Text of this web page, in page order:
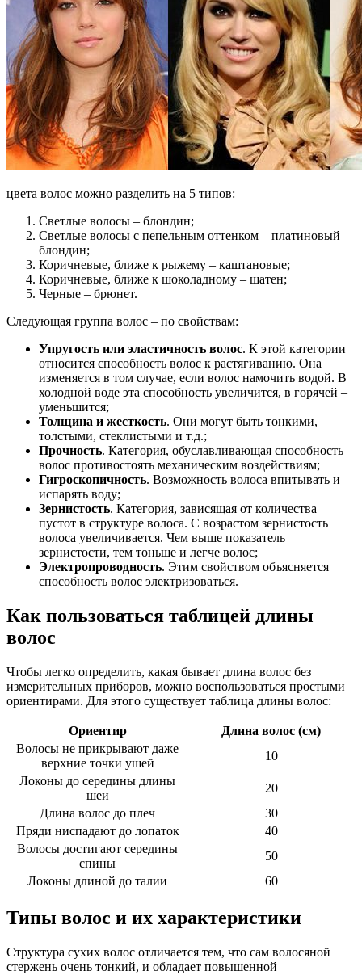
цвета волос можно разделить на 5 типов:
Светлые волосы – блондин;
Светлые волосы с пепельным оттенком – платиновый
блондин;
Коричневые, ближе к рыжему – каштановые;
Коричневые, ближе к шоколадному – шатен;
Черные – брюнет.
Следующая группа волос – по свойствам:
Упругость или эластичность волос. К этой категории
относится способность волос к растягиванию. Она
изменяется в том случае, если волос намочить водой. В
холодной воде эта способность увеличится, в горячей –
уменьшится;
Толщина и жесткость. Они могут быть тонкими,
толстыми, стеклистыми и т.д.;
Прочность. Категория, обуславливающая способность
волос противостоять механическим воздействиям;
Гигроскопичность. Возможность волоса впитывать и
испарять воду;
Зернистость. Категория, зависящая от количества
пустот в структуре волоса. С возрастом зернистость
волоса увеличивается. Чем выше показатель
зернистости, тем тоньше и легче волос;
Электропроводность. Этим свойством объясняется
способность волос электризоваться.
Как пользоваться таблицей длины
волос
Чтобы легко определить, какая бывает длина волос без
измерительных приборов, можно воспользоваться простыми
ориентирами. Для этого существует таблица длины волос:
Ориентир
Длина волос (см)
Волосы не прикрывают даже
верхние точки ушей
10
Локоны до середины длины
шеи
20
Длина волос до плеч
30
Пряди ниспадают до лопаток
40
Волосы достигают середины
спины
50
Локоны длиной до талии
60
Типы волос и их характеристики
Структура сухих волос отличается тем, что сам волосяной
стержень очень тонкий, и обладает повышенной